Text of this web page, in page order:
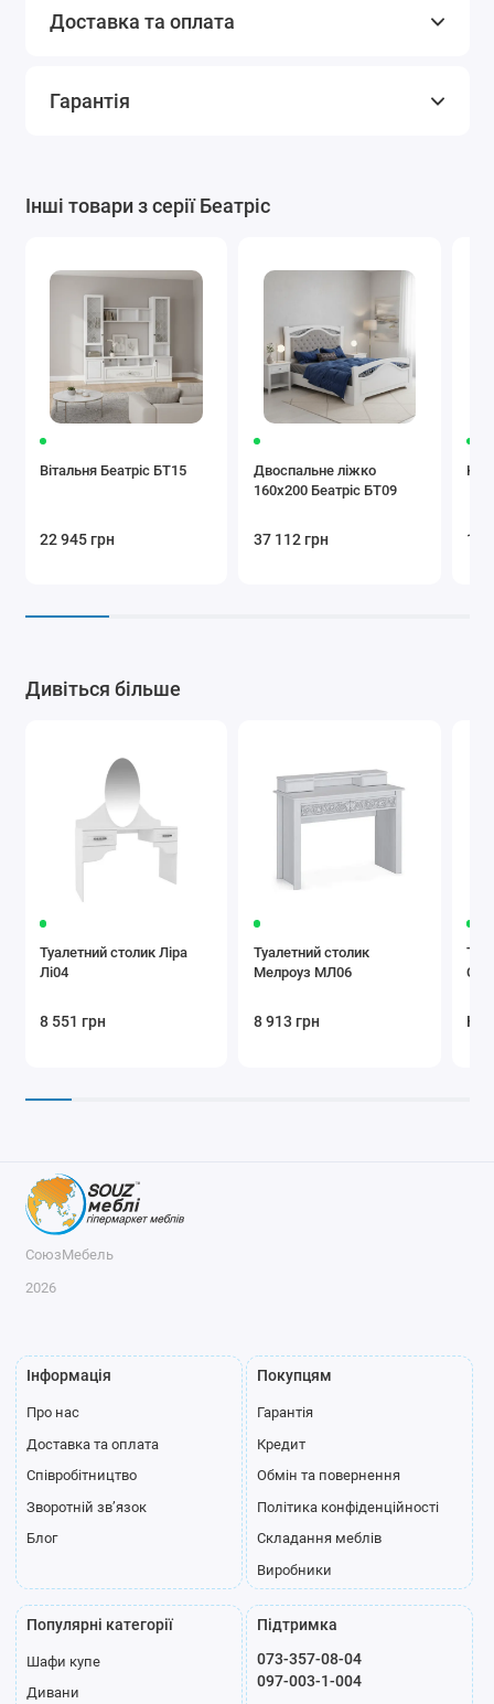
Доставка та оплата
Гарантія
Інші товари з серії Беатріс
Вітальня Беатріс БТ15
22 945 грн
Двоспальне ліжко
160x200 Беатріс БТ09
37 112 грн 13
Дивіться більше
Туалетний столик Ліра
Лі04
8 551 грн
Туалетний столик
Мелроуз МЛ06
8 913 грн
СоюзМебель
2026
Інформація
Про нас
Доставка та оплата
Співробітництво
Зворотній зв’язок
Блог
Покупцям
Гарантія
Кредит
Обмін та повернення
Політика конфіденційності
Складання меблів
Виробники
Популярні категорії
Шафи купе
Дивани
Підтримка
073-357-08-04
097-003-1-004